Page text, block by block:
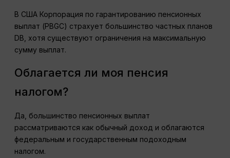
В США Корпорация по гарантированию пенсионных
выплат (PBGC) страхует большинство частных планов
DB, хотя существуют ограничения на максимальную
сумму выплат.
Облагается ли моя пенсия
налогом?
Да, большинство пенсионных выплат
рассматриваются как обычный доход и облагаются
федеральным и государственным подоходным
налогом.